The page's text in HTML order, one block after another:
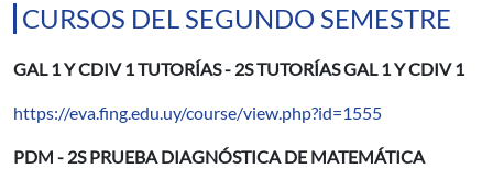
CURSOS DEL SEGUNDO SEMESTRE
GAL 1 Y CDIV 1 TUTORÍAS - 2S TUTORÍAS GAL 1 Y CDIV 1
https://eva.fing.edu.uy/course/view.php?id=1555
PDM - 2S PRUEBA DIAGNÓSTICA DE MATEMÁTICA